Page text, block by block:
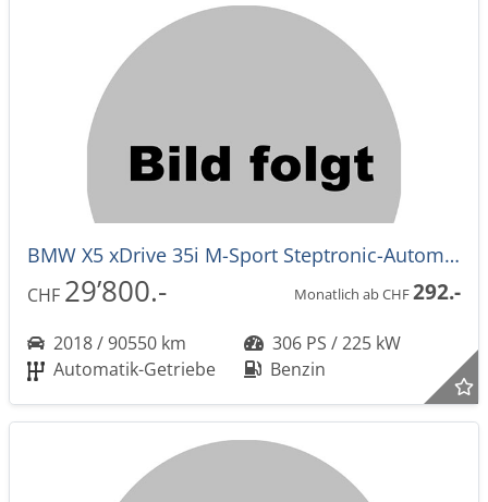
BMW X5 xDrive 35i M-Sport Steptronic-Automat
CHF 29’800.- Monatlich ab CHF292.-
2018 / 90550 km
306 PS / 225 kW
Automatik-Getriebe
Benzin